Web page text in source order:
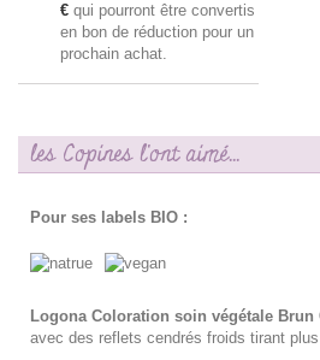
€ qui pourront être convertis
en bon de réduction pour un
prochain achat.
les Copines l'ont aimé...
Pour ses labels BIO :
Logona Coloration soin végétale Brun
avec des reflets cendrés froids tirant